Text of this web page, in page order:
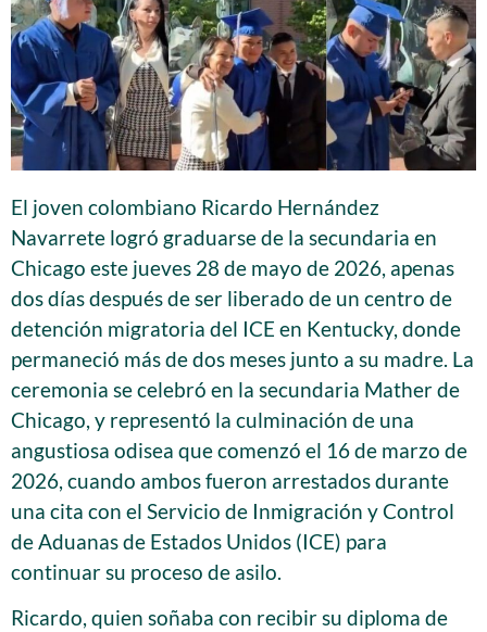
El joven colombiano Ricardo Hernández
Navarrete logró graduarse de la secundaria en
Chicago este jueves 28 de mayo de 2026, apenas
dos días después de ser liberado de un centro de
detención migratoria del ICE en Kentucky, donde
permaneció más de dos meses junto a su madre. La
ceremonia se celebró en la secundaria Mather de
Chicago, y representó la culminación de una
angustiosa odisea que comenzó el 16 de marzo de
2026, cuando ambos fueron arrestados durante
una cita con el Servicio de Inmigración y Control
de Aduanas de Estados Unidos (ICE) para
continuar su proceso de asilo.
Ricardo, quien soñaba con recibir su diploma de